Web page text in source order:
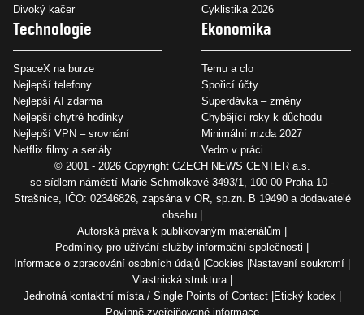
Divoký kačer
Cyklistika 2026
Technologie
SpaceX na burze
Nejlepší telefony
Nejlepší AI zdarma
Nejlepší chytré hodinky
Nejlepší VPN – srovnání
Netflix filmy a seriály
Ekonomika
Temu a clo
Spořicí účty
Superdávka – změny
Chybějící roky k důchodu
Minimální mzda 2027
Vedro v práci
© 2001 - 2026 Copyright CZECH NEWS CENTER a.s.
se sídlem náměstí Marie Schmolkové 3493/1, 100 00 Praha 10 -
Strašnice, IČO: 02346826, zapsána v OR, sp.zn. B 19490 a dodavatelé
obsahu
Autorská práva k publikovaným materiálům
Podmínky pro užívání služby informační společnosti
Informace o zpracování osobních údajů Cookies Nastavení soukromí
Vlastnická struktura
Jednotná kontaktní místa / Single Points of Contact Etický kodex
Povinně zveřejňované informace